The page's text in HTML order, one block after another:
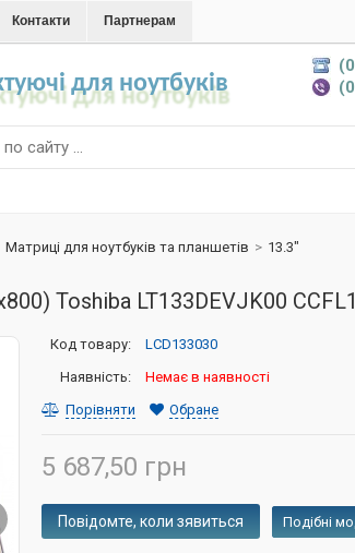
Контакти Партнерам
для ноутбуків
Матриці для ноутбуків та планшетів > 13.3"
Toshiba LT133DEVJK00
Код товару:
LCD133030
Наявність:
Немає в наявності
Порівняти
Обране
5 687,50 грн
Подібні